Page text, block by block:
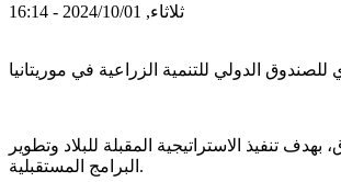
ثلاثاء, 2024/10/01 - 16:14
تنفيذ الاستراتيجية المقبلة للبلاد وتطوير
البرامج المستقبلية.